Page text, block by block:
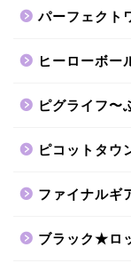
パーフェクト
ヒーローボー
ピグライフ〜
ピコットタウ
ファイナルギ
ブラック★ロ